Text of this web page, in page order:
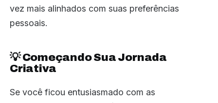
vez mais alinhados com suas preferências
pessoais.
💡 Começando Sua Jornada
Criativa
Se você ficou entusiasmado com as